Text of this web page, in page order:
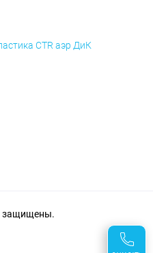
CTR аэр ДиК
защищены.